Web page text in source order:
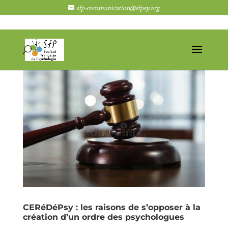
sfp-communication@sfpsy.org
CERéDéPsy : les raisons de s’opposer à la
création d’un ordre des psychologues